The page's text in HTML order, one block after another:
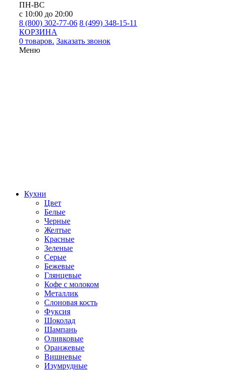
ПН-ВС
с 10:00 до 20:00
8 (800) 302-77-06 8 (499) 348-15-11
КОРЗИНА
0 товаров. Заказать звонок
Меню
Кухни
Цвет
Белые
Черные
Желтые
Красные
Зеленые
Серые
Бежевые
Глянцевые
Кофе с молоком
Металлик
Слоновая кость
Фуксия
Шоколад
Шампань
Оливковые
Оранжевые
Вишневые
Изумрудные